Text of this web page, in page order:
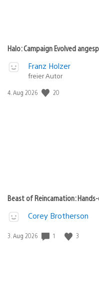
Halo: Campaign Evolved
Franz Holzer
freier Autor
Veröffentlichungsdatum:
4. Aug 2026 20
Beast of Reincarnation:
Corey Brotherson
Veröffentlichungsdatum:
3. Aug 2026 1 3